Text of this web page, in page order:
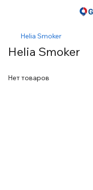
Helia Smoker
Helia Smoker
Нет товаров